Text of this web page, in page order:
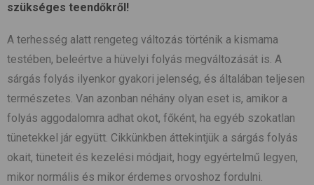
szükséges teendőkről!
A terhesség alatt rengeteg változás történik a kismama
testében, beleértve a hüvelyi folyás megváltozását is. A
sárgás folyás ilyenkor gyakori jelenség, és általában teljesen
természetes. Van azonban néhány olyan eset is, amikor a
folyás aggodalomra adhat okot, főként, ha egyéb szokatlan
tünetekkel jár együtt. Cikkünkben áttekintjük a sárgás folyás
okait, tüneteit és kezelési módjait, hogy egyértelmű legyen,
mikor normális és mikor érdemes orvoshoz fordulni.